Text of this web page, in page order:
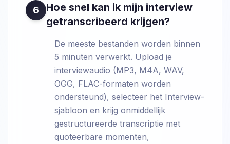
6
Hoe snel kan ik mijn interview
getranscribeerd krijgen?
De meeste bestanden worden binnen
5 minuten verwerkt. Upload je
interviewaudio (MP3, M4A, WAV,
OGG, FLAC-formaten worden
ondersteund), selecteer het Interview-
sjabloon en krijg onmiddellijk
gestructureerde transcriptie met
quoteerbare momenten,